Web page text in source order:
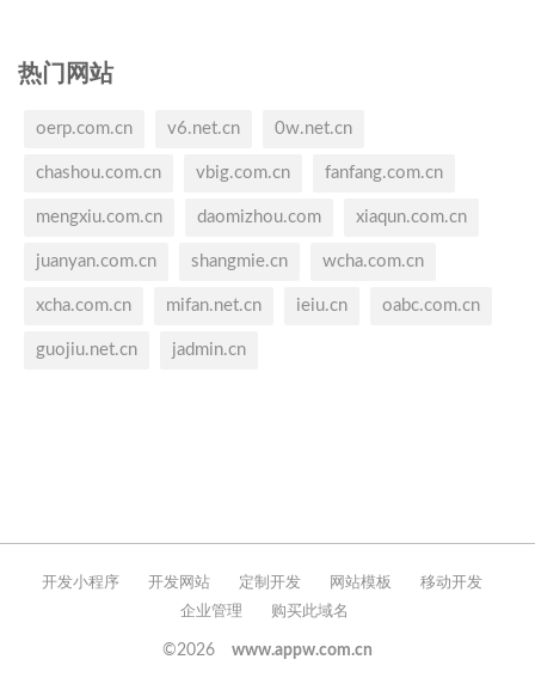
热门网站
oerp.com.cn v6.net.cn 0w.net.cn
chashou.com.cn vbig.com.cn fanfang.com.cn
mengxiu.com.cn daomizhou.com xiaqun.com.cn
juanyan.com.cn shangmie.cn wcha.com.cn
xcha.com.cn mifan.net.cn ieiu.cn oabc.com.cn
guojiu.net.cn jadmin.cn
开发小程序 开发网站 定制开发 网站模板
移动开发
企业管理
购买此域名
©2026 www.appw.com.cn